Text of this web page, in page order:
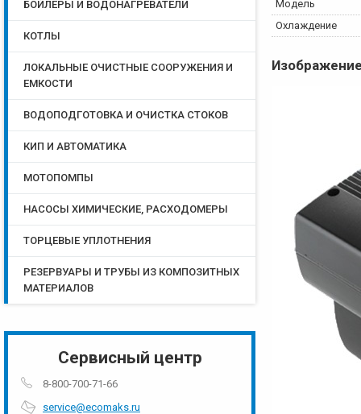
Модель
Охлаждение
БОЙЛЕРЫ И ВОДОНАГРЕВАТЕЛИ
КОТЛЫ
ЛОКАЛЬНЫЕ ОЧИСТНЫЕ СООРУЖЕНИЯ И
ЕМКОСТИ
ВОДОПОДГОТОВКА И ОЧИСТКА СТОКОВ
КИП И АВТОМАТИКА
МОТОПОМПЫ
НАСОСЫ ХИМИЧЕСКИЕ, РАСХОДОМЕРЫ
ТОРЦЕВЫЕ УПЛОТНЕНИЯ
РЕЗЕРВУАРЫ И ТРУБЫ ИЗ КОМПОЗИТНЫХ
МАТЕРИАЛОВ
Сервисный центр
8-800-700-71-66
service@ecomaks.ru